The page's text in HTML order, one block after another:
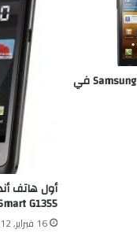
ظهور Samsung Galaxy Ace 2 في
أول هاتف
G1355
16 فبراير, 2012